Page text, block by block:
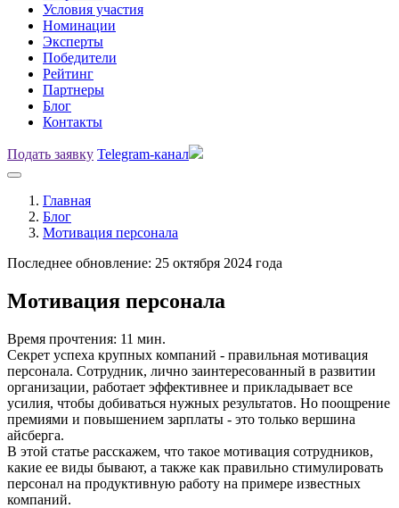
Условия участия
Номинации
Эксперты
Победители
Рейтинг
Партнеры
Блог
Контакты
Подать заявку Telegram-канал
Главная
Блог
Мотивация персонала
Последнее обновление: 25 октября 2024 года
Мотивация персонала
Время прочтения: 11 мин.
Секрет успеха крупных компаний - правильная мотивация
персонала. Сотрудник, лично заинтересованный в развитии
организации, работает эффективнее и прикладывает все
усилия, чтобы добиваться нужных результатов. Но поощрение
премиями и повышением зарплаты - это только вершина
айсберга.
В этой статье расскажем, что такое мотивация сотрудников,
какие ее виды бывают, а также как правильно стимулировать
персонал на продуктивную работу на примере известных
компаний.